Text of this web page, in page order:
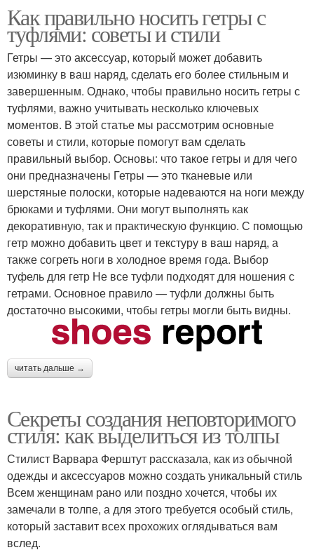
Как правильно носить гетры с
туфлями: советы и стили
Гетры — это аксессуар, который может добавить
изюминку в ваш наряд, сделать его более стильным и
завершенным. Однако, чтобы правильно носить гетры с
туфлями, важно учитывать несколько ключевых
моментов. В этой статье мы рассмотрим основные
советы и стили, которые помогут вам сделать
правильный выбор. Основы: что такое гетры и для чего
они предназначены Гетры — это тканевые или
шерстяные полоски, которые надеваются на ноги между
брюками и туфлями. Они могут выполнять как
декоративную, так и практическую функцию. С помощью
гетр можно добавить цвет и текстуру в ваш наряд, а
также согреть ноги в холодное время года. Выбор
туфель для гетр Не все туфли подходят для ношения с
гетрами. Основное правило — туфли должны быть
достаточно высокими, чтобы гетры могли быть видны.
читать дальше →
Секреты создания неповторимого
стиля: как выделиться из толпы
Стилист Варвара Ферштут рассказала, как из обычной
одежды и аксессуаров можно создать уникальный стиль
Всем женщинам рано или поздно хочется, чтобы их
замечали в толпе, а для этого требуется особый стиль,
который заставит всех прохожих оглядываться вам
вслед.